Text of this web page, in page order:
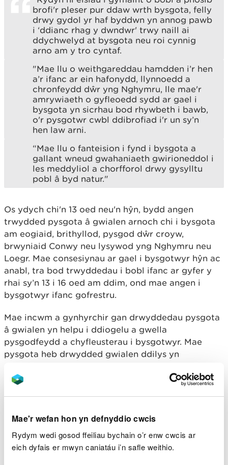
Mae'r wefan hon yn defnyddio cwcis
Rydym wedi gosod ffeiliau bychain o’r enw cwcis ar
eich dyfais er mwyn caniatáu i’n safle weithio.
brofi'r pleser pur ddaw wrth bysgota, felly
drwy gydol yr haf byddwn yn annog pawb
i ‘ddianc rhag y dwndwr' trwy naill ai
ddychwelyd at bysgota neu roi cynnig
arno am y tro cyntaf.
"Mae llu o weithgareddau hamdden i’r hen
a’r ifanc ar ein hafonydd, llynnoedd a
chronfeydd dŵr yng Nghymru, lle mae'r
amrywiaeth o gyfleoedd sydd ar gael i
bysgota yn sicrhau bod rhywbeth i bawb,
o'r pysgotwr cwbl ddibrofiad i'r un sy’n
hen law arni.
“Mae llu o fanteision i fynd i bysgota a
gallant wneud gwahaniaeth gwirioneddol i
les meddyliol a chorfforol drwy gysylltu
pobl â byd natur."
Os ydych chi'n 13 oed neu'n hŷn, bydd angen
trwydded pysgota â gwialen arnoch chi i bysgota
am eogiaid, brithyllod, pysgod dŵr croyw,
brwyniaid Conwy neu lysywod yng Nghymru neu
Loegr. Mae consesiynau ar gael i bysgotwyr hŷn ac
anabl, tra bod trwyddedau i bobl ifanc ar gyfer y
rhai sy’n 13 i 16 oed am ddim, ond mae angen i
bysgotwyr ifanc gofrestru.
Mae incwm a gynhyrchir gan drwyddedau pysgota
â gwialen yn helpu i ddiogelu a gwella
pysgodfeydd a chyfleusterau i bysgotwyr. Mae
pysgota heb drwydded gwialen ddilys yn
droseddol a dirwy.
wneud cais am eu trwydded yn Gymraeg. Gellir eu
prynu'n gyflym ac yn hawdd ar-lein yn "Cael
Trwydded Bysgota â Gwialen" ar GOV.UK neu dros